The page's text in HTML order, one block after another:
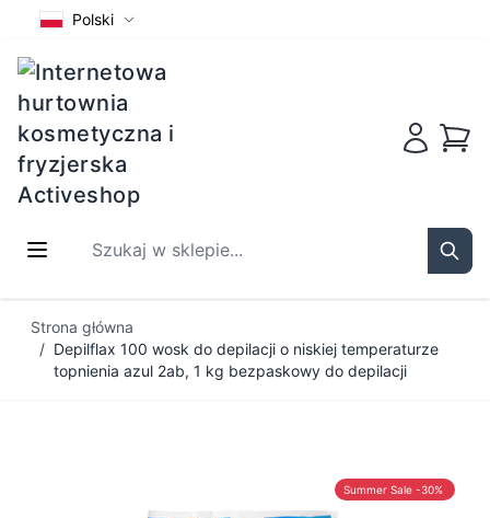
Polski
Szukaj w sklepie...
Strona główna
/ Depilflax 100 wosk do depilacji o niskiej temperaturze
topnienia azul 2ab, 1 kg bezpaskowy do depilacji
Summer Sale -30%